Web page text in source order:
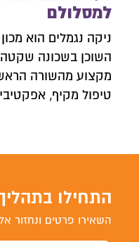
למסלולם
ניקה נגמלים הוא
השוכן בשכונה
מקצוע מהשורה
טיפול מקיף,
התחילו
השאירו פרטים ונחזור